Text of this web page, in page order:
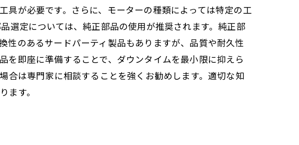
が必要です。さらに、モーターの種類によっては特定の工
選定については、純正部品の使用が推奨されます。純正部
のあるサードパーティ製品もありますが、品質や耐久性
即座に準備することで、ダウンタイムを最小限に抑えら
合は専門家に相談することを強くお勧めします。適切な知
す。